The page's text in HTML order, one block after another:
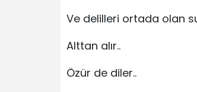
Ve delilleri ortada olan
Alttan alır..
Özür de diler..